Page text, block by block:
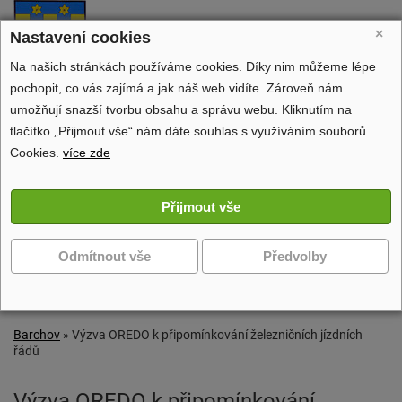
Barchov
oficiální stránky obce
Obecní úřad
Volný čas
Zobrazit další navigaci
Barchov » Výzva OREDO k připomínkování železničních jízdních
řádů
×
Nastavení cookies
Na našich stránkách používáme cookies. Díky nim můžeme lépe
pochopit, co vás zajímá a jak náš web vidíte. Zároveň nám
umožňují snazší tvorbu obsahu a správu webu. Kliknutím na
tlačítko „Přijmout vše“ nám dáte souhlas s využíváním souborů
Cookies. více zde